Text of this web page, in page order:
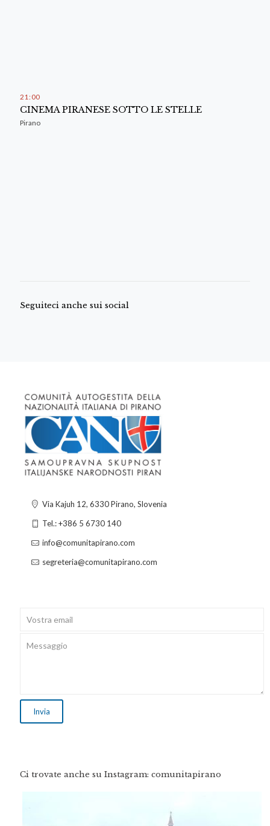
21 : 00
CINEMA PIRANESE SOTTO LE STELLE
Pirano
Seguiteci anche sui social
Via Kajuh 12, 6330 Pirano, Slovenia
Tel.: +386 5 6730 140
info@comunitapirano.com
segreteria@comunitapirano.com
Ci trovate anche su Instagram: comunitapirano